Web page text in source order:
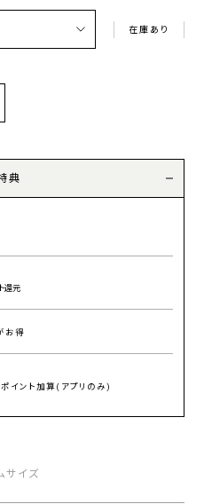
在庫あり
典
還元
お得
イント加算(アプリのみ)
サイズ